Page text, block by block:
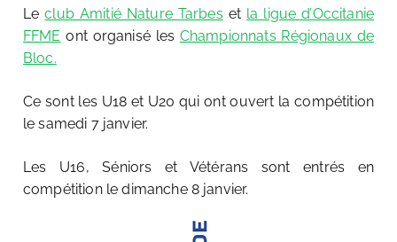
Leclub Amitié Nature Tarbes et la ligue d’Occitanie
FFME ont organisé les Championnats Régionaux de
Bloc.
Ce sont les U18 et U20 qui ont ouvert la compétition
le samedi 7 janvier.
Les U16, Séniors et Vétérans sont entrés en
compétition le dimanche 8 janvier.